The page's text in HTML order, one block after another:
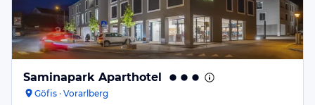
Saminapark Aparthotel
Göfis · Vorarlberg